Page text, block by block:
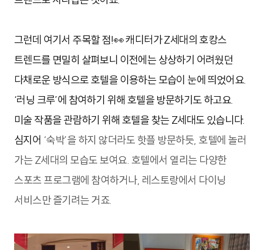
그런데 여기서 주목할 점!👀 캐디터가 Z세대의 호캉스
트렌드를 면밀히 살펴보니 이전에는 상상하기 어려웠던
다채로운 방식으로 호텔을 이용하는 모습이 눈에 띄었어요.
‘러닝 크루’에 참여하기 위해 호텔을 방문하기도 하고요.
미술 작품을 관람하기 위해 호텔을 찾는 Z세대도 있습니다.
심지어 ‘숙박’을 하지 않더라도 핫플 방문하듯, 호텔에 놀러
가는 Z세대의 모습도 보여요. 호텔에서 열리는 다양한
스포츠 프로그램에 참여하거나, 레스토랑에서 다이닝
서비스만 즐기려는 거죠.